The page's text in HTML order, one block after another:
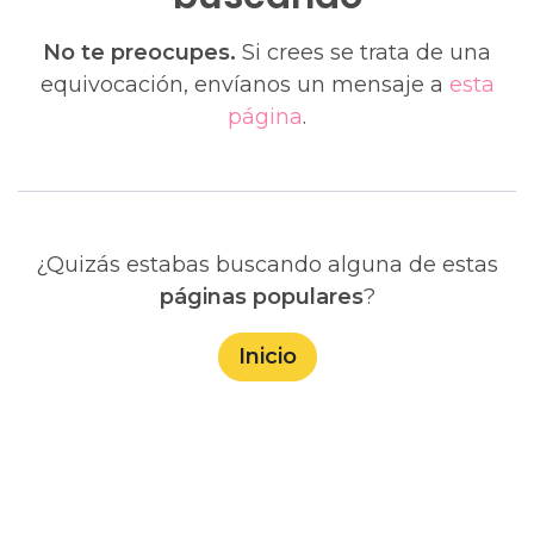
No te preocupes. Si crees se trata de una
equivocación, envíanos un mensaje a esta
página.
¿Quizás estabas buscando alguna de estas
páginas populares?
Inicio